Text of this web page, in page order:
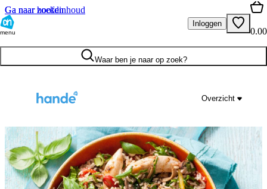
Ga naar hoofdinhoud
Ga naar zoeken
menu
Inloggen
0.00
Waar ben je naar op zoek?
Overzicht